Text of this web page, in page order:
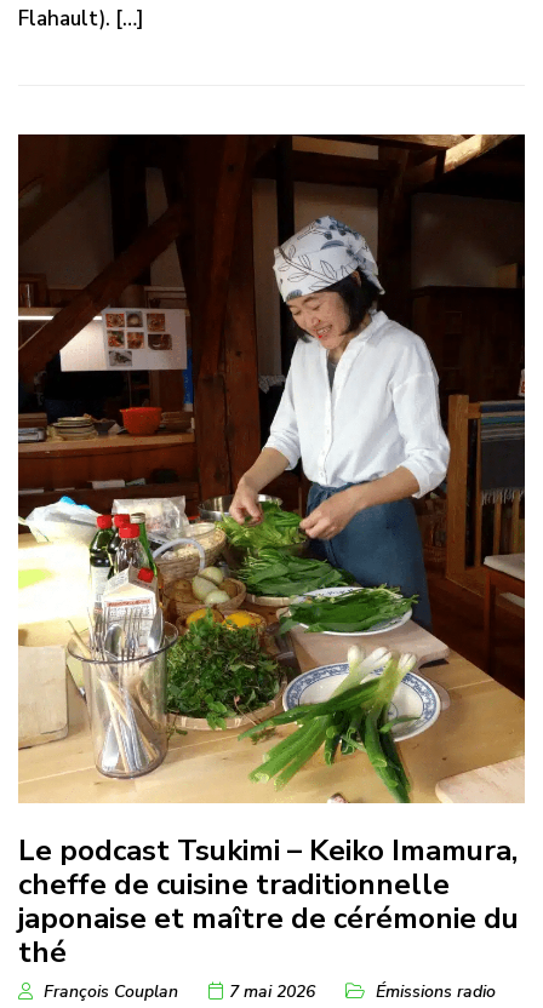
Flahault). […]
Le podcast Tsukimi – Keiko Imamura,
cheffe de cuisine traditionnelle
japonaise et maître de cérémonie du
thé
François Couplan 7 mai 2026 Émissions radio